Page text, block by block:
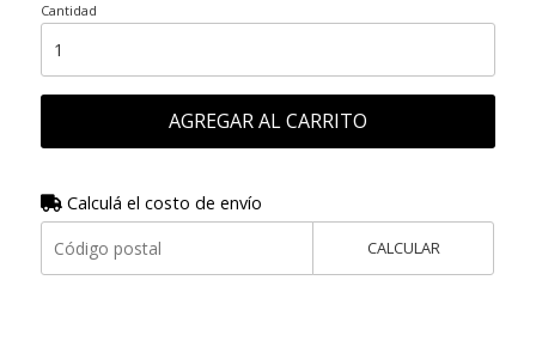
Cantidad
AGREGAR AL CARRITO
Calculá el costo de envío
CALCULAR